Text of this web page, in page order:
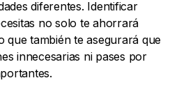
diferentes. Identificar
no solo te ahorrará
que también te asegurará que
innecesarias ni pases por